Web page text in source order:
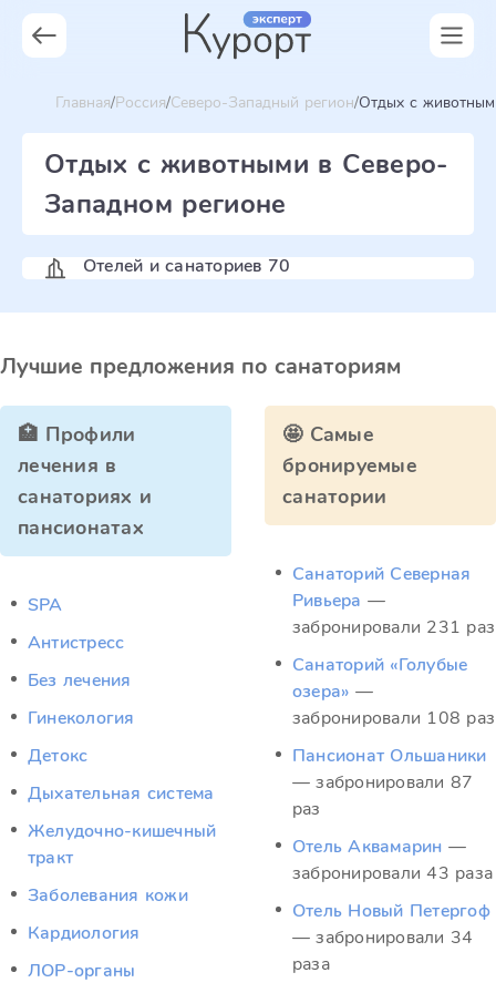
Главная Россия Северо-Западный регион Отдых c
Отдых c животными в Северо-
Западном регионе
Отелей и санаториев 70
Лучшие предложения по санаториям
🏥 Профили
лечения в
санаториях и
пансионатах
SPA
Антистресс
Без лечения
Гинекология
Детокс
Дыхательная система
Желудочно-кишечный
тракт
Заболевания кожи
Кардиология
ЛОР-органы
🤩 Самые
бронируемые
санатории
Санаторий Северная
Ривьера —
забронировали 231 раз
Санаторий «Голубые
озера» —
забронировали 108 раз
Пансионат Ольшаники
— забронировали 87
раз
Отель Аквамарин —
забронировали 43 раза
Отель Новый Петергоф
— забронировали 34
раза